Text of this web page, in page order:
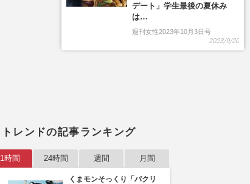
トレンドの記事ランキング
1時間 24時間 週間 月間
くまモンそっくり「パクリ
デート」学生最後の夏休み
は…
週刊女性2023年10月3日号
2023/9/20